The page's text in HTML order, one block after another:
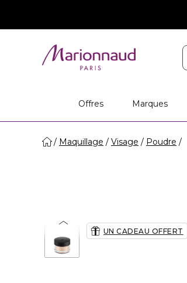
Offres Marques
Maquillage Visage Poudre
UN CADEAU OFFERT